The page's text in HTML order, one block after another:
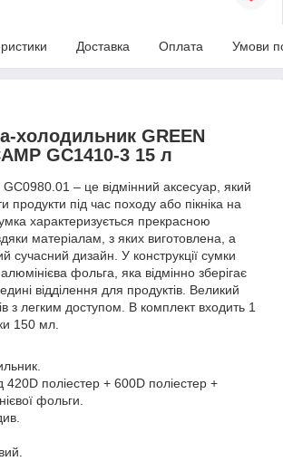
Доставка Оплата Умови
холодильник GREEN
GC1410-3 15 л
GC0980.01 – це відмінний аксесуар, який
продукти під час походу або пікніка на
характеризується прекрасною
матеріалам, з яких виготовлена, а
сучасний дизайн. У конструкції сумки
фольга, яка відмінно зберігає
відділення для продуктів. Великий
з легким доступом. В комплект входить 1
150 мл.
420D поліестер + 600D поліестер +
фольги.